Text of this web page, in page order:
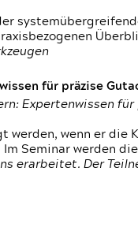
für präzise
Expertenwissen
werden, wenn er
Seminar werden
erarbeitet. Der